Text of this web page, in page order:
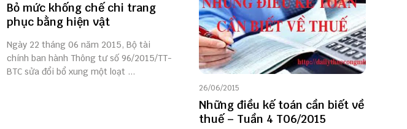
Bỏ mức khống chế chi trang
phục bằng hiện vật
Ngày 22 tháng 06 năm 2015, Bộ tài
chính ban hành Thông tư số 96/2015/TT-
BTC sửa đổi bổ xung một loạt ...
26/06/2015
Những điều kế toán cần biết về
thuế – Tuần 4 T06/2015